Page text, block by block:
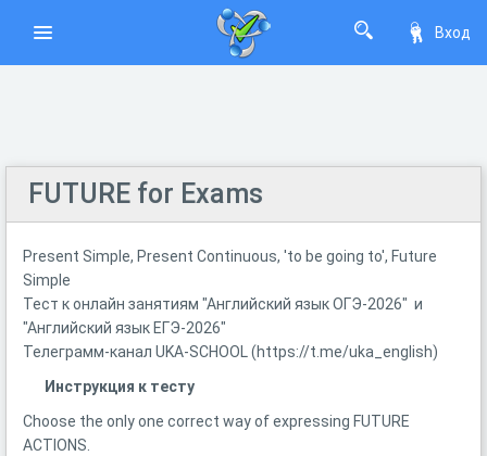
Вход
FUTURE for Exams
Present Simple, Present Continuous, 'to be going to', Future
Simple
Тест к онлайн занятиям "Английский язык ОГЭ-2026" и
"Английский язык ЕГЭ-2026"
Телеграмм-канал UKA-SCHOOL (https://t.me/uka_english)
Инструкция к тесту
Choose the only one correct way of expressing FUTURE
ACTIONS.